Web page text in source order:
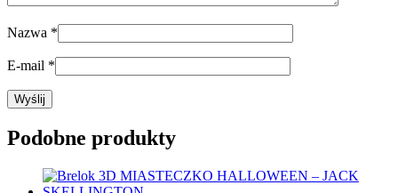
Nazwa *
E-mail *
Podobne produkty